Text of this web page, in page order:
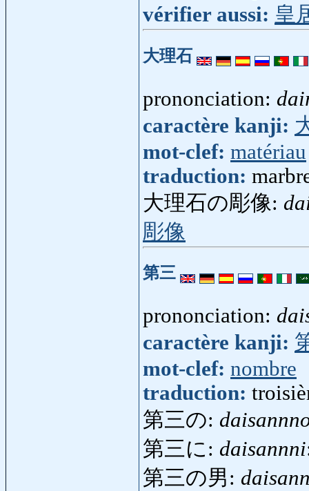
vérifier aussi: 皇
大理石
prononciation:
caractère kanji:
mot-clef: matériau
traduction:
大理石の彫像:
彫像
第三
prononciation:
caractère kanji:
mot-clef: nombre
traduction:
第三の:
第三に: daisannni
第三の男: